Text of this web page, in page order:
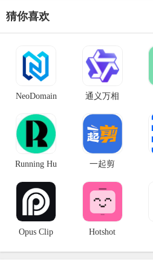
猜你喜欢
NeoDomain 通义万相
Running Hu 一起剪
Opus Clip Hotshot